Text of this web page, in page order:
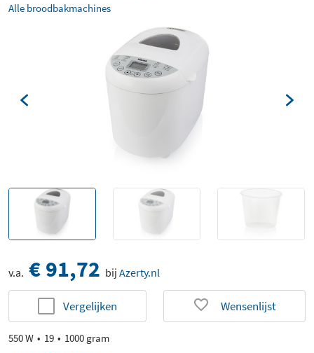
Alle broodbakmachines
v.a. € 91,72 bij Azerty.nl
Vergelijken Wensenlijst
550 W 19 1000 gram